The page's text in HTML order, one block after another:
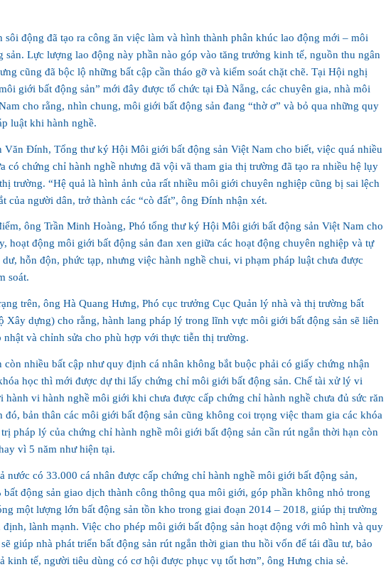
sôi động đã tạo ra công ăn việc làm và hình thành phân khúc lao động mới – môi
sản. Lực lượng lao động này phần nào góp vào tăng trưởng kinh tế, nguồn thu ngân
cũng đã bộc lộ những bất cập cần tháo gỡ và kiểm soát chặt chẽ. Tại Hội nghị
giới bất động sản” mới đây được tổ chức tại Đà Nẵng, các chuyên gia, nhà môi
cho rằng, nhìn chung, môi giới bất động sản đang “thờ ơ” và bỏ qua những quy
luật khi hành nghề.
Văn Đính, Tổng thư ký Hội Môi giới bất động sản Việt Nam cho biết, việc quá nhiều
có chứng chỉ hành nghề nhưng đã vội vã tham gia thị trường đã tạo ra nhiều hệ lụy
trường. “Hệ quả là hình ảnh của rất nhiều môi giới chuyên nghiệp cũng bị sai lệch
của người dân, trở thành các “cò đất”, ông Đính nhận xét.
ông Trần Minh Hoàng, Phó tổng thư ký Hội Môi giới bất động sản Việt Nam cho
hoạt động môi giới bất động sản đan xen giữa các hoạt động chuyên nghiệp và tự
dư, hỗn độn, phức tạp, nhưng việc hành nghề chui, vi phạm pháp luật chưa được
soát.
trên, ông Hà Quang Hưng, Phó cục trưởng Cục Quản lý nhà và thị trường bất
Xây dựng) cho rằng, hành lang pháp lý trong lĩnh vực môi giới bất động sản sẽ liên
nhật và chỉnh sửa cho phù hợp với thực tiễn thị trường.
còn nhiều bất cập như quy định cá nhân không bắt buộc phải có giấy chứng nhận
học thì mới được dự thi lấy chứng chỉ môi giới bất động sản. Chế tài xử lý vi
hành vi hành nghề môi giới khi chưa được cấp chứng chỉ hành nghề chưa đủ sức răn
đó, bản thân các môi giới bất động sản cũng không coi trọng việc tham gia các khóa
pháp lý của chứng chỉ hành nghề môi giới bất động sản cần rút ngắn thời hạn còn
vì 5 năm như hiện tại.
nước có 33.000 cá nhân được cấp chứng chỉ hành nghề môi giới bất động sản,
bất động sản giao dịch thành công thông qua môi giới, góp phần không nhỏ trong
một lượng lớn bất động sản tồn kho trong giai đoạn 2014 – 2018, giúp thị trường
định, lành mạnh. Việc cho phép môi giới bất động sản hoạt động với mô hình và quy
giúp nhà phát triển bất động sản rút ngắn thời gian thu hồi vốn để tái đầu tư, bảo
kinh tế, người tiêu dùng có cơ hội được phục vụ tốt hơn”, ông Hưng chia sẻ.